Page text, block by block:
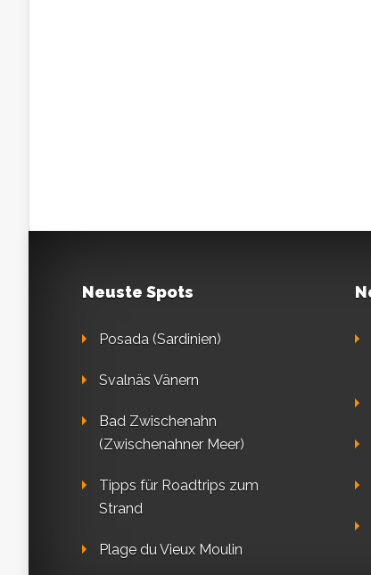
Neuste Spots
Posada (Sardinien)
Svalnäs Vänern
Bad Zwischenahn
(Zwischenahner Meer)
Tipps für Roadtrips zum
Strand
Plage du Vieux Moulin